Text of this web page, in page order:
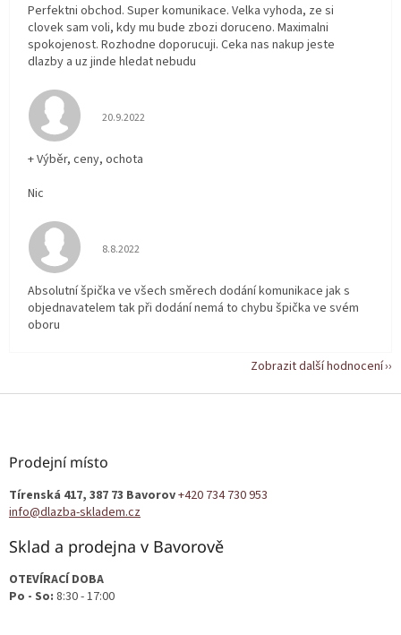
Perfektni obchod. Super komunikace. Velka vyhoda, ze si
clovek sam voli, kdy mu bude zbozi doruceno. Maximalni
spokojenost. Rozhodne doporucuji. Ceka nas nakup jeste
dlazby a uz jinde hledat nebudu
Hodnocení obchodu je 5 z 5 hvězdiček.
20.9.2022
+ Výběr, ceny, ochota
Nic
Hodnocení obchodu je 5 z 5 hvězdiček.
8.8.2022
Absolutní špička ve všech směrech dodání komunikace jak s
objednavatelem tak při dodání nemá to chybu špička ve svém
oboru
Zobrazit další hodnocení
Z
Prodejní místo
Tírenská 417, 387 73 Bavorov+420 734 730 953
info@dlazba-skladem.cz
Sklad a prodejna v Bavorově
OTEVÍRACÍ DOBA
Po - So: 8:30 - 17:00